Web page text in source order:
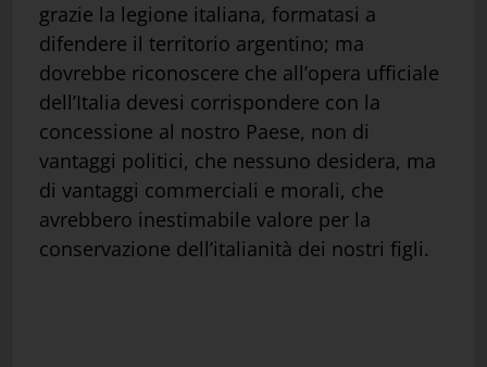
grazie la legione italiana, formatasi a
difendere il territorio argentino; ma
dovrebbe riconoscere che all’opera ufficiale
dell’Italia devesi corrispondere con la
concessione al nostro Paese, non di
vantaggi politici, che nessuno desidera, ma
di vantaggi commerciali e morali, che
avrebbero inestimabile valore per la
conservazione dell’italianità dei nostri figli.